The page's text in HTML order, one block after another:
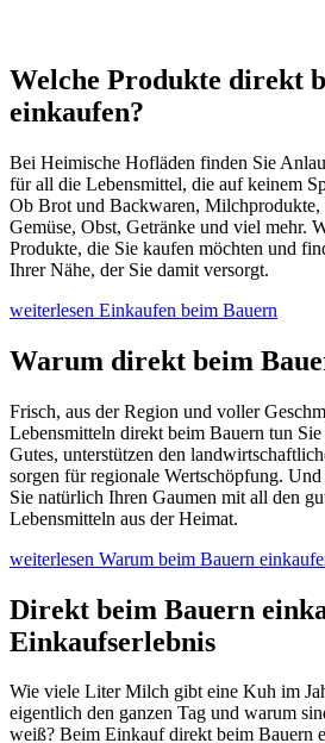
Welche Produkte direkt
einkaufen?
Bei Heimische Hofläden finden Sie
für all die Lebensmittel, die auf keinem
Ob Brot und Backwaren, Milchprodukte,
Gemüse, Obst, Getränke und viel mehr.
Produkte, die Sie kaufen möchten und
Ihrer Nähe, der Sie damit versorgt.
weiterlesen Einkaufen beim Bauern
Warum direkt beim
Frisch, aus der Region und voller
Lebensmitteln direkt beim Bauern tun
Gutes, unterstützen den
sorgen für regionale Wertschöpfung.
Sie natürlich Ihren Gaumen mit all den
Lebensmitteln aus der Heimat.
weiterlesen Warum beim Bauern
Direkt beim Bauern
Einkaufserlebnis
Wie viele Liter Milch gibt eine Kuh im
eigentlich den ganzen Tag und warum
weiß? Beim Einkauf direkt beim Bauern